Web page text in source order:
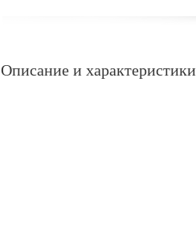
Описание и характеристики